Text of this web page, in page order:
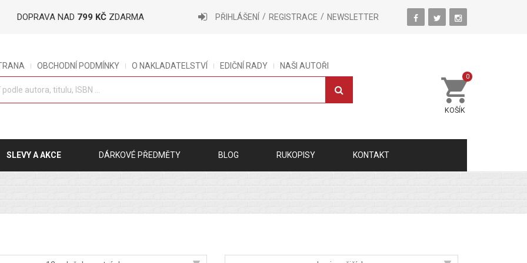
DOPRAVA NAD 799 KČ ZDARMA PŘIHLÁŠENÍ REGISTRACE NEWSLETTER
OBCHODNÍ PODMÍNKY O NAKLADATELSTVÍ EDIČNÍ RADY NAŠI AUTOŘI
KOŠÍK
0
SLEVY A AKCE DÁRKOVÉ PŘEDMĚTY BLOG RUKOPISY KONTAKT